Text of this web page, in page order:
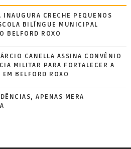
INAUGURA CRECHE PEQUENOS
BILÍNGUE MUNICIPAL
BELFORD ROXO
CANELLA ASSINA CONVÊNIO
MILITAR PARA FORTALECER A
EM BELFORD ROXO
APENAS MERA